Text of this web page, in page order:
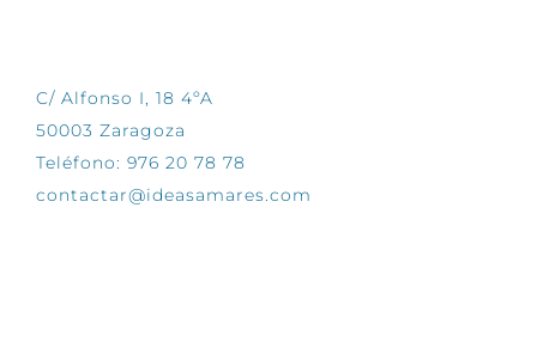
C/ Alfonso I, 18 4ºA
50003 Zaragoza
Teléfono: 976 20 78 78
contactar@ideasamares.com